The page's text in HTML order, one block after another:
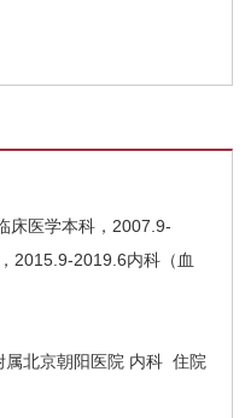
床医学本科，2007.9-
2015.9-2019.6内科（血
北京朝阳医院 内科 住院